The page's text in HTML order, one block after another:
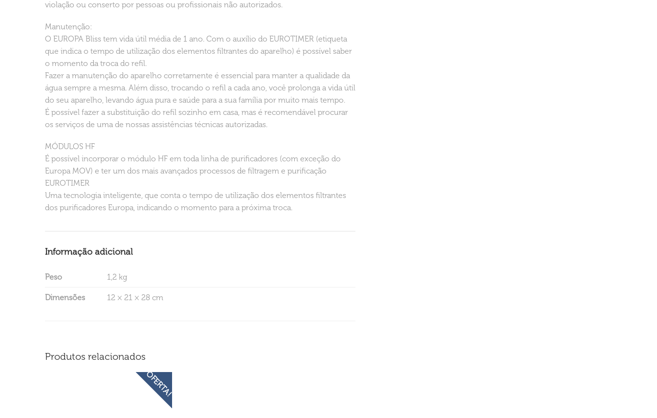
violação ou conserto por pessoas ou profissionais não autorizados.
Manutenção:
O EUROPA Bliss tem vida útil média de 1 ano. Com o auxílio do EUROTIMER (etiqueta
que indica o tempo de utilização dos elementos filtrantes do aparelho) é possível saber
o momento da troca do refil.
Fazer a manutenção do aparelho corretamente é essencial para manter a qualidade da
água sempre a mesma. Além disso, trocando o refil a cada ano, você prolonga a vida útil
do seu aparelho, levando água pura e saúde para a sua família por muito mais tempo.
É possível fazer a substituição do refil sozinho em casa, mas é recomendável procurar
os serviços de uma de nossas assistências técnicas autorizadas.
MÓDULOS HF
É possível incorporar o módulo HF em toda linha de purificadores (com exceção do
Europa MOV) e ter um dos mais avançados processos de filtragem e purificação
EUROTIMER
Uma tecnologia inteligente, que conta o tempo de utilização dos elementos filtrantes
dos purificadores Europa, indicando o momento para a próxima troca.
Informação adicional
Peso 1,2 kg
Dimensões 12 × 21 × 28 cm
Produtos relacionados
OFERTA!